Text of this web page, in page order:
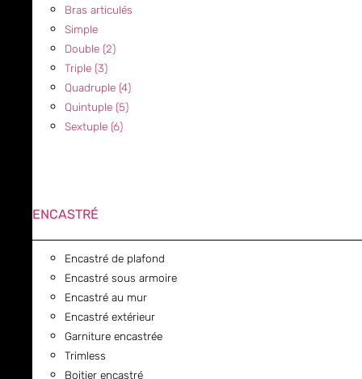
Bras articulés
Simple
Double (2)
Triple (3)
Quadruple (4)
Quintuple (5)
Sextuple (6)
ENCASTRÉ
Encastré de plafond
Encastré sous armoire
Encastré au mur
Encastré extérieur
Garniture encastrée
Trimless
Boitier encastré